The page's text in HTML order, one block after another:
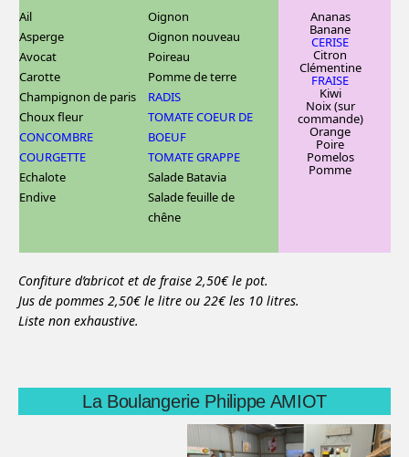
Ail
Asperge
Avocat
Carotte
Champignon de paris
Choux fleur
CONCOMBRE
COURGETTE
Echalote
Endive
Oignon
Oignon nouveau
Poireau
Pomme de terre
RADIS
TOMATE COEUR DE
BOEUF
TOMATE GRAPPE
Salade Batavia
Salade feuille de
chêne
Ananas
Banane
CERISE
Citron
Clémentine
FRAISE
Kiwi
Noix (sur
commande)
Orange
Poire
Pomelos
Pomme
Confiture d’abricot et de fraise 2,50€ le pot.
Jus de pommes 2,50€ le litre ou 22€ les 10 litres.
Liste non exhaustive.
La Boulangerie Philippe AMIOT